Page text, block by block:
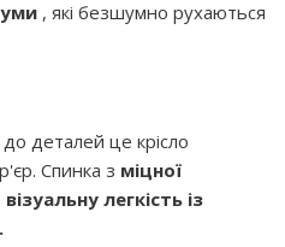
, які безшумно рухаються
деталей це крісло
Спинка з міцної
візуальну легкість із